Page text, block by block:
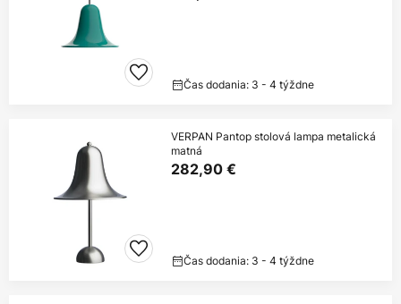
Čas dodania: 3 - 4 týždne
VERPAN Pantop stolová lampa metalická
matná
282,90 €
Čas dodania: 3 - 4 týždne